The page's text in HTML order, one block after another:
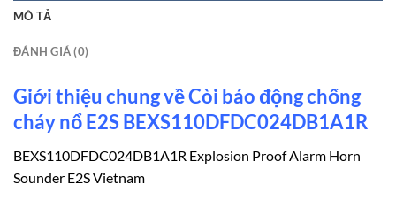
MÔ TẢ
ĐÁNH GIÁ (0)
Giới thiệu chung về Còi báo động chống
cháy nổ E2S BEXS110DFDC024DB1A1R
BEXS110DFDC024DB1A1R Explosion Proof Alarm Horn
Sounder E2S Vietnam